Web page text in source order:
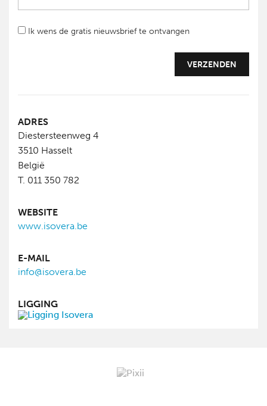
Ik wens de gratis nieuwsbrief te ontvangen
ADRES
Diestersteenweg 4
3510 Hasselt
België
T. 011 350 782
WEBSITE
www.isovera.be
E-MAIL
info@isovera.be
LIGGING